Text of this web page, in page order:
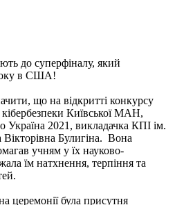
до суперфіналу, який
в США!
що на відкритті конкурсу
кібербезпеки Київської МАН,
Україна 2021, викладачка КПІ ім.
Булигіна. Вона
учням у їх науково-
їм натхнення, терпіння та
церемонії була присутня